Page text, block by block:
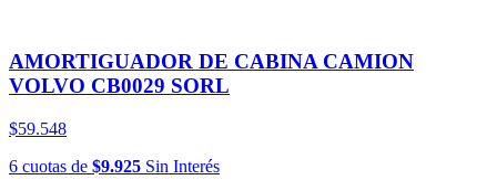
AMORTIGUADOR DE CABINA CAMION
VOLVO CB0029 SORL
$59.548
6 cuotas de $9.925 Sin Interés